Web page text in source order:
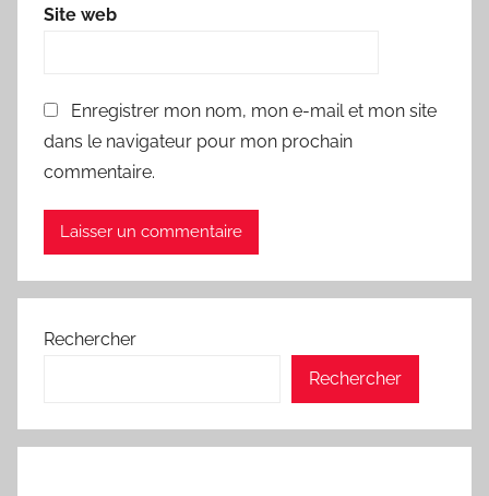
Site web
Enregistrer mon nom, mon e-mail et mon site
dans le navigateur pour mon prochain
commentaire.
Rechercher
Rechercher